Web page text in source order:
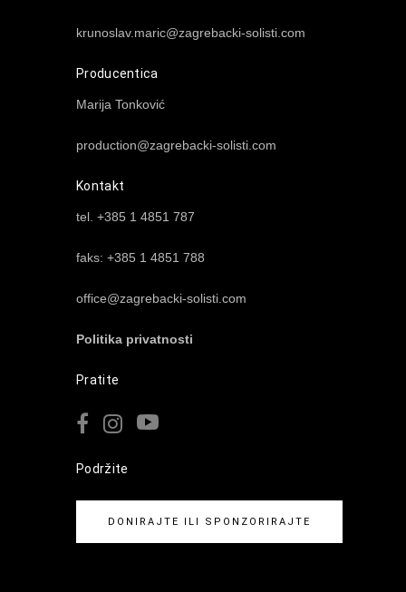
krunoslav.maric@zagrebacki-solisti.com
Producentica
Marija Tonković
production@zagrebacki-solisti.com
Kontakt
tel. +385 1 4851 787
faks: +385 1 4851 788
office@zagrebacki-solisti.com
Politika privatnosti
Pratite
Podržite
DONIRAJTE ILI SPONZORIRAJTE